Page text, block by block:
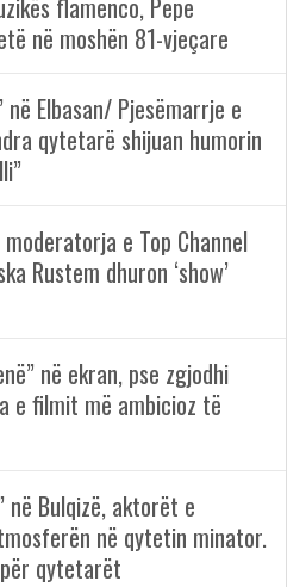
flamenco, Pepe
në moshën 81-vjeçare
Elbasan/ Pjesëmarrje e
qytetarë shijuan humorin
e Top Channel
Rustem dhuron ‘show’
në ekran, pse zgjodhi
e filmit më ambicioz të
në Bulqizë, aktorët e
në qytetin minator.
qytetarët